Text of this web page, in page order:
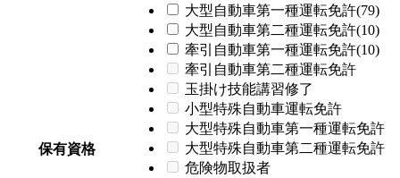
保有資格
大型自動車第一種運転免許(79)
大型自動車第二種運転免許(10)
牽引自動車第一種運転免許(10)
牽引自動車第二種運転免許
玉掛け技能講習修了
小型特殊自動車運転免許
大型特殊自動車第一種運転免許
大型特殊自動車第二種運転免許
危険物取扱者